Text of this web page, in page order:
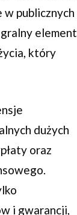
w publicznych
element
który
dużych
oraz
i gwarancji,